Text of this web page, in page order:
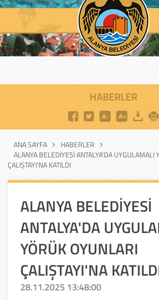
HABERLER
ANA SAYFA
HABERLER
ALANYA BELEDİYESİ ANTALYA'DA UYGULAMALI
ÇALIŞTAYI'NA KATILDI
ALANYA BELEDİYESİ
ANTALYA'DA
YÖRÜK OYUNLARI
ÇALIŞTAYI'NA
28.11.2025 13:48:00